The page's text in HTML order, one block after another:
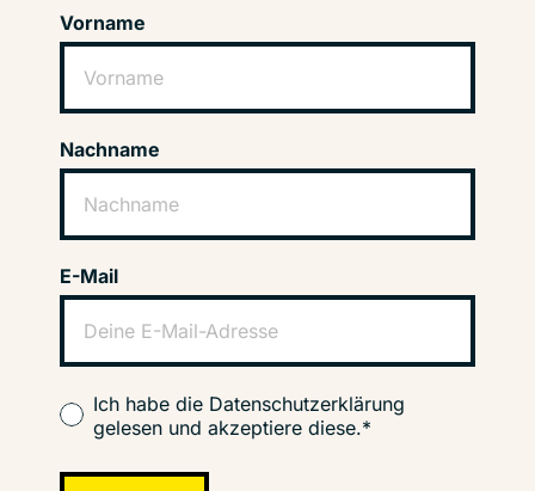
Vorname
Nachname
E-Mail
Ich habe die Datenschutzerklärung
gelesen und akzeptiere diese.*